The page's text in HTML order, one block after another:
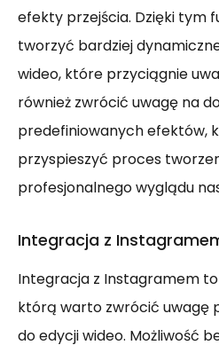
efekty przejścia. Dzięki tym
tworzyć bardziej
wideo, które przyciągnie
również zwrócić uwagę na
predefiniowanych efektów,
przyspieszyć proces
profesjonalnego wyglądu
Integracja z
Integracja z Instagramem
którą warto zwrócić uwagę
do edycji wideo. Możliwość